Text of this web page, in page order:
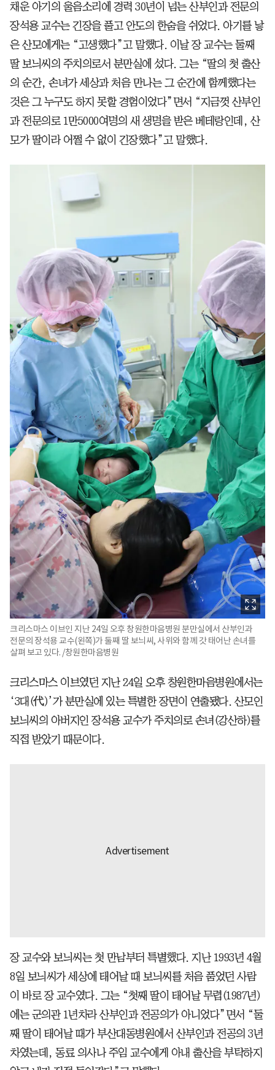
채운 아기의 울음소리에 경력 30년이 넘는 산부인과 전문의
장석용 교수는 긴장을 풀고 안도의 한숨을 쉬었다. 아기를 낳
은 산모에게는 “고생했다”고 말했다. 이날 장 교수는 둘째
딸 보늬씨의 주치의로서 분만실에 섰다. 그는 “딸의 첫 출산
의 순간, 손녀가 세상과 처음 만나는 그 순간에 함께했다는
것은 그 누구도 하지 못할 경험이었다”면서 “지금껏 산부인
과 전문의로 1만5000여명의 새 생명을 받은 베테랑인데, 산
모가 딸이라 어쩔 수 없이 긴장했다”고 말했다.
크리스마스 이브인 지난 24일 오후 창원한마음병원 분만실에서 산부인과
전문의 장석용 교수(왼쪽)가 둘째 딸 보늬씨, 사위와 함께 갓 태어난 손녀를
살펴 보고 있다. /창원한마음병원
크리스마스 이브였던 지난 24일 오후 창원한마음병원에서는
‘3대(代)’가 분만실에 있는 특별한 장면이 연출됐다. 산모인
보늬씨의 아버지인 장석용 교수가 주치의로 손녀(강산하)를
직접 받았기 때문이다.
장 교수와 보늬씨는 첫 만남부터 특별했다. 지난 1993년 4월
8일 보늬씨가 세상에 태어날 때 보늬씨를 처음 품었던 사람
이 바로 장 교수였다. 그는 “첫째 딸이 태어날 무렵(1987년)
에는 군의관 1년차라 산부인과 전공의가 아니었다”면서 “둘
째 딸이 태어날 때가 부산대동병원에서 산부인과 전공의 3년
차였는데, 동료 의사나 주임 교수에게 아내 출산을 부탁하지